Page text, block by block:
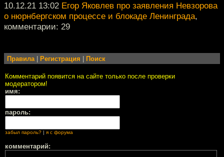
10.12.21 13:02 Егор Яковлев про заявления Невзорова
о нюрнбергском процессе и блокаде Ленинграда,
комментарии: 29
Правила| Регистрация Поиск
Комментарий появится на сайте только после проверки
модератором!
имя:
пароль:
забыл пароль? я с форума
комментарий: